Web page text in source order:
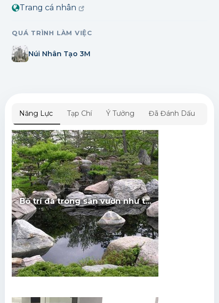
Trang cá nhân
QUÁ TRÌNH LÀM VIỆC
Núi Nhân Tạo 3M
Năng Lực Tạp Chí Ý Tưởng Đã Đánh Dấu
Bố trí đá trong sân vườn như t...